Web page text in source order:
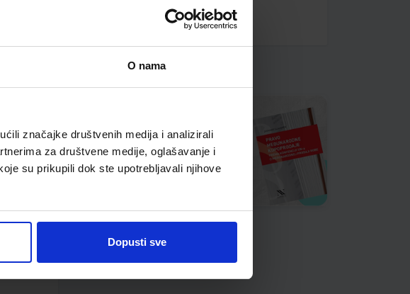
O nama
značajke društvenih medija i analizirali
za društvene medije, oglašavanje i
su prikupili dok ste upotrebljavali njihove
Dopusti sve